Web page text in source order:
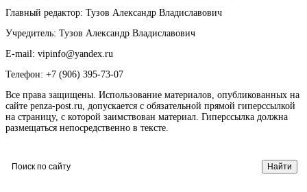
Главный редактор: Тузов Александр Владиславович
Учредитель: Тузов Александр Владиславович
E-mail: vipinfo@yandex.ru
Телефон: +7 (906) 395-73-07
Все права защищены. Использование материалов, опубликованных на
сайте penza-post.ru, допускается с обязательной прямой гиперссылкой
на страницу, с которой заимствован материал. Гиперссылка должна
размещаться непосредственно в тексте.